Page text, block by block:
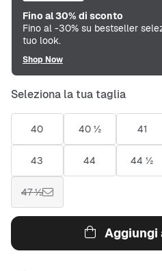
Fino al 30% di sconto
Fino al -30% su bestseller
tuo look.
Shop Now
Seleziona la tua taglia
40 40 ½ 41
43 44 44 ½
47 ½